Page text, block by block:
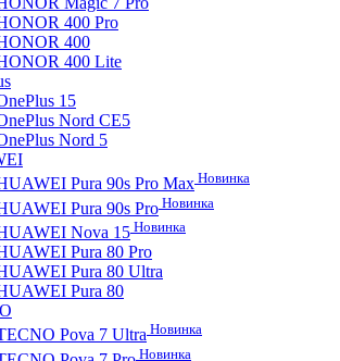
400 Pro
400
400 Lite
15
Nord CE5
Nord 5
Pura 90s Pro Max Новинка
Pura 90s Pro Новинка
Nova 15 Новинка
Pura 80 Pro
Pura 80 Ultra
Pura 80
Pova 7 Ultra Новинка
Новинка